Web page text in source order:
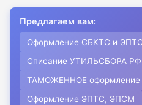
Предлагаем вам:
Оформление СБКТС и
Списание УТИЛЬСБОРА РФ
ТАМОЖЕННОЕ оформление
Оформление ЭПТС, ЭПСМ